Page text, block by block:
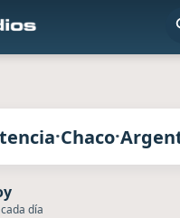
· Chaco
·Chaco·
día